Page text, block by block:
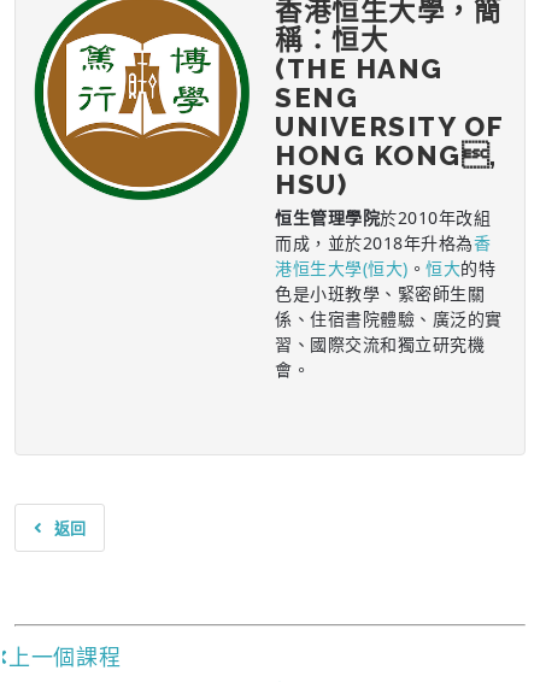
香港恒生大學，簡
稱：恒大
(THE HANG
SENG
UNIVERSITY OF
HONG KONG,
HSU)
恒生管理學院於2010年改組
而成，並於2018年升格為香
港恒生大學(恒大) 。 恒大的特
色是小班教學、緊密師生關
係、住宿書院體驗、廣泛的實
習、國際交流和獨立研究機
會。
返回
上一個課程